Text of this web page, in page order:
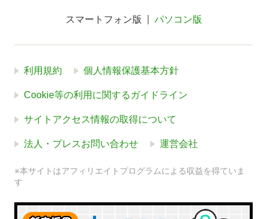
スマートフォン版 パソコン版
利用規約 個人情報保護基本方針
Cookie等の利用に関するガイドライン
サイトアクセス情報の取得について
法人・プレスお問い合わせ 運営会社
※本サイトはアフィリエイトプログラムによる収益を得ていま
す